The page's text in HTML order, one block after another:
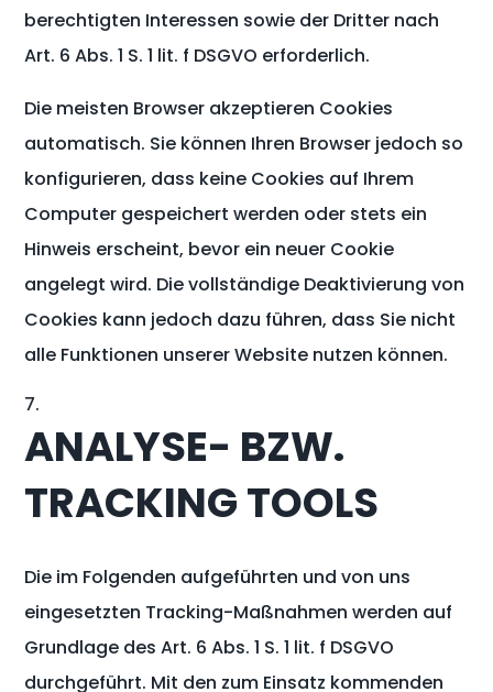
berechtigten Interessen sowie der Dritter nach
Art. 6 Abs. 1 S. 1 lit. f DSGVO erforderlich.
Die meisten Browser akzeptieren Cookies
automatisch. Sie können Ihren Browser jedoch so
konfigurieren, dass keine Cookies auf Ihrem
Computer gespeichert werden oder stets ein
Hinweis erscheint, bevor ein neuer Cookie
angelegt wird. Die vollständige Deaktivierung von
Cookies kann jedoch dazu führen, dass Sie nicht
alle Funktionen unserer Website nutzen können.
ANALYSE- BZW.
TRACKING TOOLS
Die im Folgenden aufgeführten und von uns
eingesetzten Tracking-Maßnahmen werden auf
Grundlage des Art. 6 Abs. 1 S. 1 lit. f DSGVO
durchgeführt. Mit den zum Einsatz kommenden